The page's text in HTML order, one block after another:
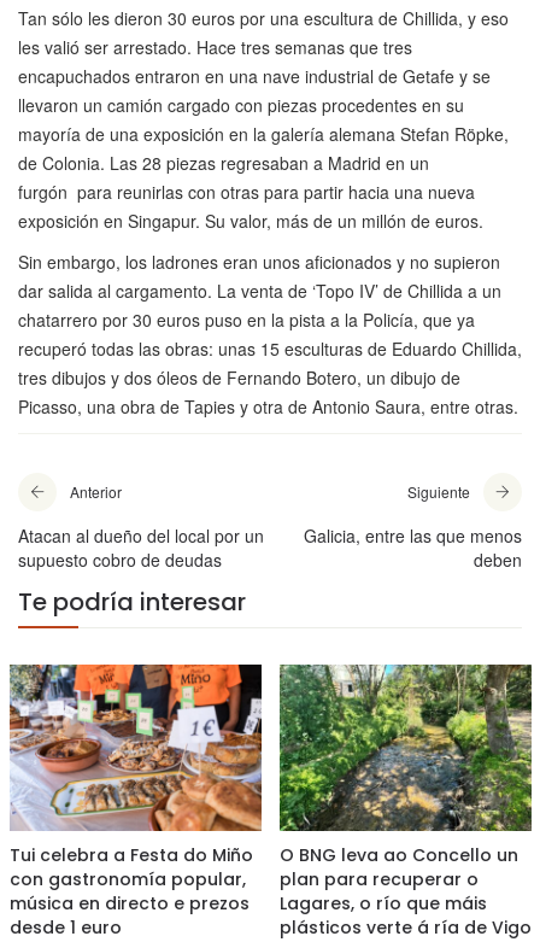
Tan sólo les dieron 30 euros por una escultura de Chillida, y eso
les valió ser arrestado. Hace tres semanas que tres
encapuchados entraron en una nave industrial de Getafe y se
llevaron un camión cargado con piezas procedentes en su
mayoría de una exposición en la galería alemana Stefan Röpke,
de Colonia. Las 28 piezas regresaban a Madrid en un
furgón para reunirlas con otras para partir hacia una nueva
exposición en Singapur. Su valor, más de un millón de euros.
Sin embargo, los ladrones eran unos aficionados y no supieron
dar salida al cargamento. La venta de ‘Topo IV’ de Chillida a un
chatarrero por 30 euros puso en la pista a la Policía, que ya
recuperó todas las obras: unas 15 esculturas de Eduardo Chillida,
tres dibujos y dos óleos de Fernando Botero, un dibujo de
Picasso, una obra de Tapies y otra de Antonio Saura, entre otras.
Anterior
Atacan al dueño del local por un
supuesto cobro de deudas
Siguiente
Galicia, entre las que menos
deben
Te podría interesar
Tui celebra a Festa do Miño
con gastronomía popular,
música en directo e prezos
desde 1 euro
O BNG leva ao Concello un
plan para recuperar o
Lagares, o río que máis
plásticos verte á ría de Vigo